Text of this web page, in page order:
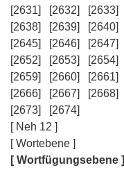
[2631]
[2632] [2633]
[2638]
[2639] [2640]
[2645]
[2646] [2647]
[2652]
[2653] [2654]
[2659]
[2660] [2661]
[2666]
[2667] [2668]
[2673]
[2674]
[ Neh 12 ]
[ Wortebene ]
[ Wortfügungsebene ]